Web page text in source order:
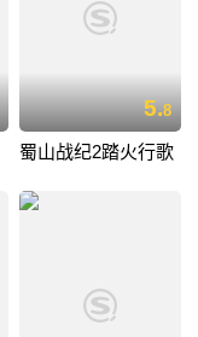
5.8
蜀山战纪2踏火行歌